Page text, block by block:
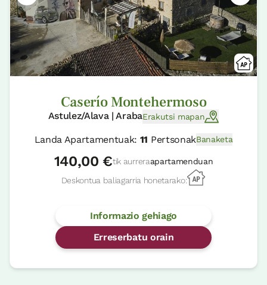
Caserío Montehermoso
Astulez/Alava | ArabaErakutsi mapan
Landa Apartamentuak: 11 PertsonakBanaketa
140,00 €tik aurreraapartamenduan
Deskontua baliagarria honetarako:
Informazio gehiago
Erreserbatu orain